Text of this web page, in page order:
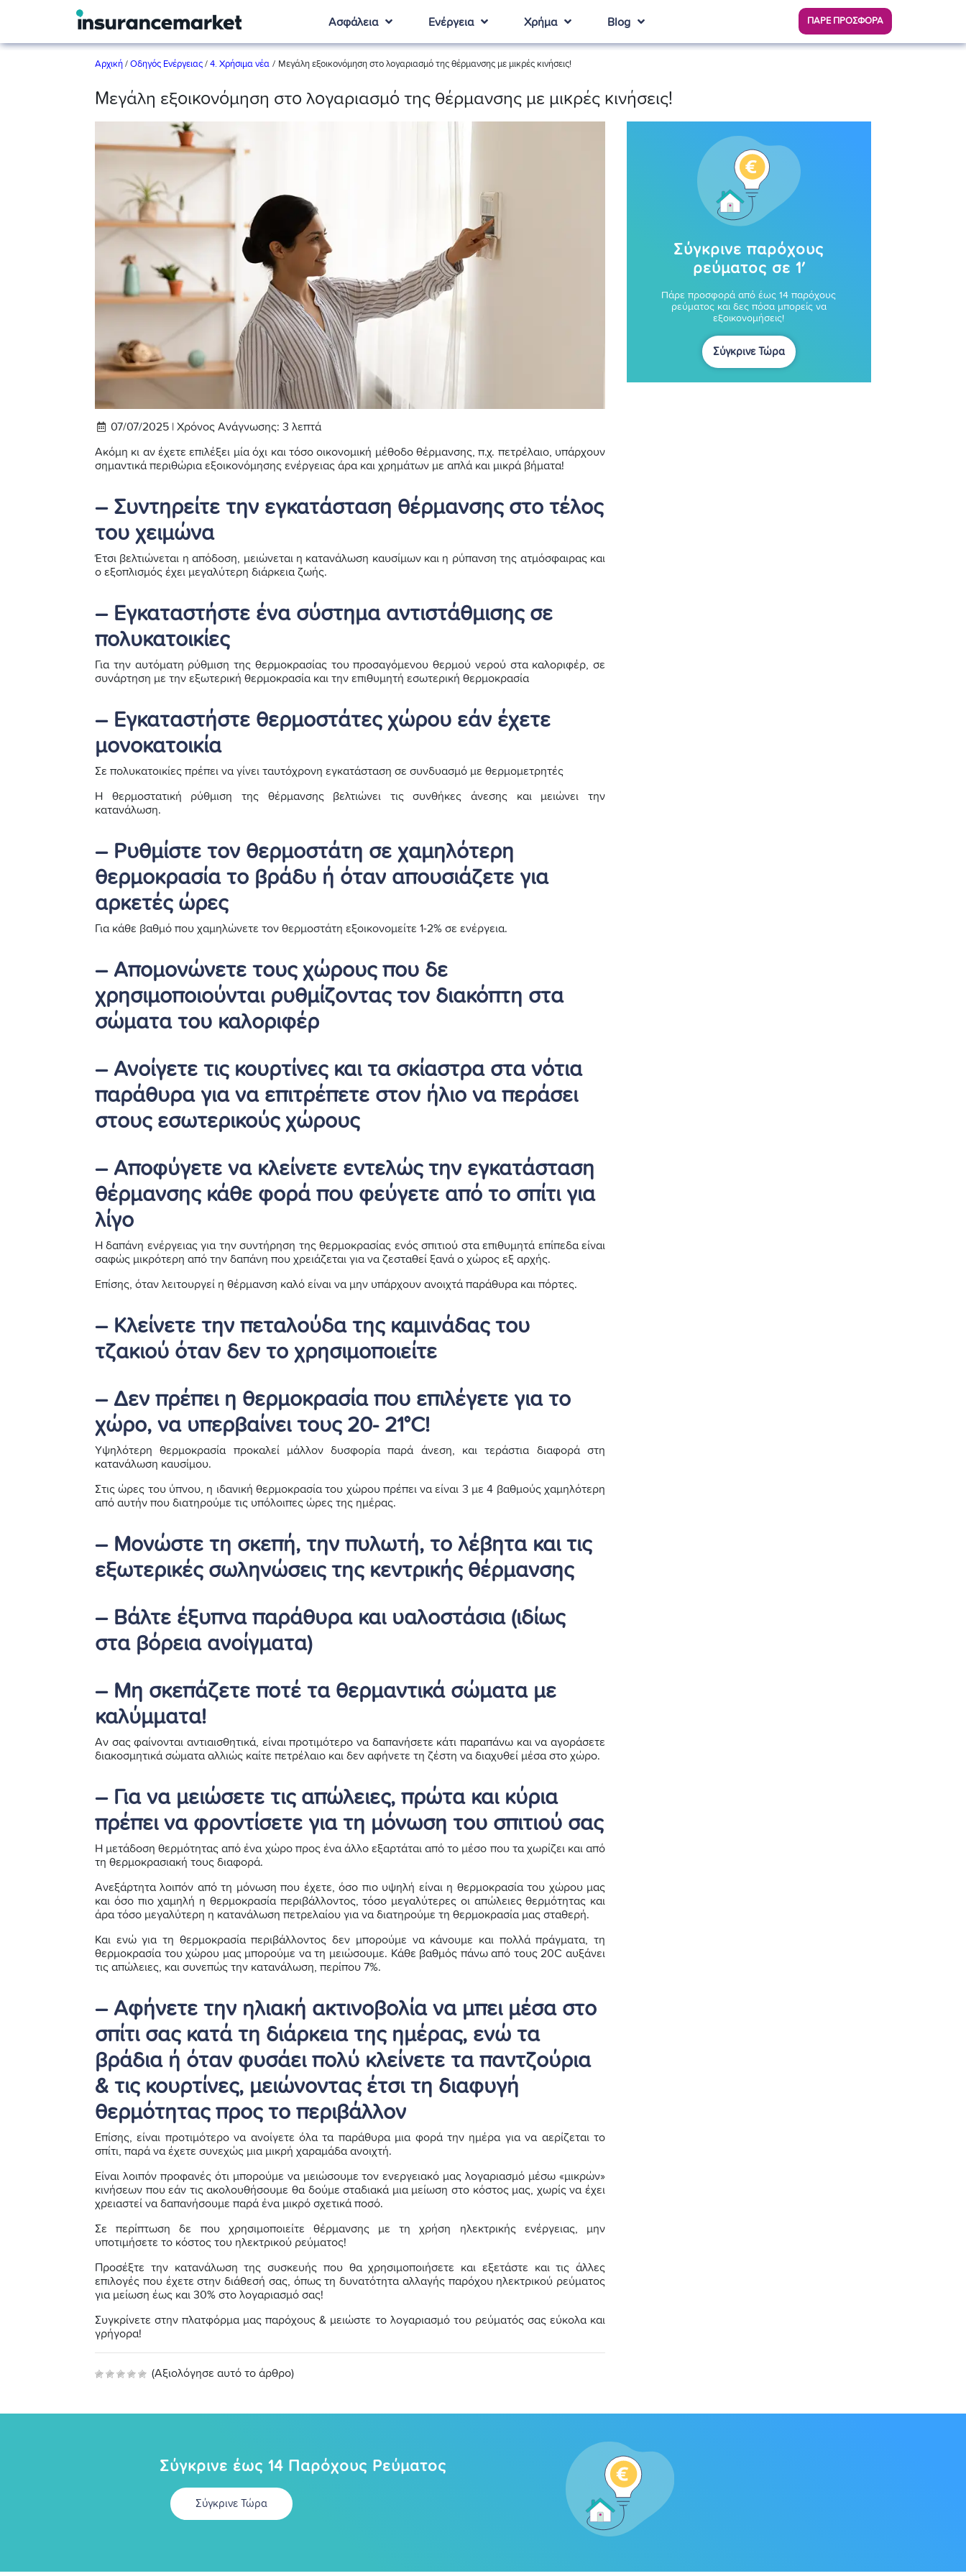
Ασφάλεια Ενέργεια Χρήμα Blog ΠΑΡΕ ΠΡΟΣΦΟΡΑ
Αρχική / Οδηγός Ενέργειας / 4. Χρήσιμα νέα / Μεγάλη εξοικονόμηση στο λογαριασμό της θέρμανσης με μικρές κινήσεις!
Μεγάλη εξοικονόμηση στο λογαριασμό της θέρμανσης με μικρές κινήσεις!
07/07/2025 | Χρόνος Ανάγνωσης: 3 λεπτά
Ακόμη κι αν έχετε επιλέξει μία όχι και τόσο οικονομική μέθοδο θέρμανσης, π.χ. πετρέλαιο, υπάρχουν
σημαντικά περιθώρια εξοικονόμησης ενέργειας άρα και χρημάτων με απλά και μικρά βήματα!
– Συντηρείτε την εγκατάσταση θέρμανσης στο τέλος
του χειμώνα
Έτσι βελτιώνεται η απόδοση, μειώνεται η κατανάλωση καυσίμων και η ρύπανση της ατμόσφαιρας και
ο εξοπλισμός έχει μεγαλύτερη διάρκεια ζωής.
– Εγκαταστήστε ένα σύστημα αντιστάθμισης σε
πολυκατοικίες
Για την αυτόματη ρύθμιση της θερμοκρασίας του προσαγόμενου θερμού νερού στα καλοριφέρ, σε
συνάρτηση με την εξωτερική θερμοκρασία και την επιθυμητή εσωτερική θερμοκρασία
– Εγκαταστήστε θερμοστάτες χώρου εάν έχετε
μονοκατοικία
Σε πολυκατοικίες πρέπει να γίνει ταυτόχρονη εγκατάσταση σε συνδυασμό με θερμομετρητές
Η θερμοστατική ρύθμιση της θέρμανσης βελτιώνει τις συνθήκες άνεσης και μειώνει την
κατανάλωση.
– Ρυθμίστε τον θερμοστάτη σε χαμηλότερη
θερμοκρασία το βράδυ ή όταν απουσιάζετε για
αρκετές ώρες
Για κάθε βαθμό που χαμηλώνετε τον θερμοστάτη εξοικονομείτε 1-2% σε ενέργεια.
– Απομονώνετε τους χώρους που δε
χρησιμοποιούνται ρυθμίζοντας τον διακόπτη στα
σώματα του καλοριφέρ
– Ανοίγετε τις κουρτίνες και τα σκίαστρα στα νότια
παράθυρα για να επιτρέπετε στον ήλιο να περάσει
στους εσωτερικούς χώρους
– Αποφύγετε να κλείνετε εντελώς την εγκατάσταση
θέρμανσης κάθε φορά που φεύγετε από το σπίτι για
λίγο
Η δαπάνη ενέργειας για την συντήρηση της θερμοκρασίας ενός σπιτιού στα επιθυμητά επίπεδα είναι
σαφώς μικρότερη από την δαπάνη που χρειάζεται για να ζεσταθεί ξανά ο χώρος εξ αρχής.
Επίσης, όταν λειτουργεί η θέρμανση καλό είναι να μην υπάρχουν ανοιχτά παράθυρα και πόρτες.
– Κλείνετε την πεταλούδα της καμινάδας του
τζακιού όταν δεν το χρησιμοποιείτε
– Δεν πρέπει η θερμοκρασία που επιλέγετε για το
χώρο, να υπερβαίνει τους 20- 21°C!
Υψηλότερη θερμοκρασία προκαλεί μάλλον δυσφορία παρά άνεση, και τεράστια διαφορά στη
κατανάλωση καυσίμου.
Στις ώρες του ύπνου, η ιδανική θερμοκρασία του χώρου πρέπει να είναι 3 με 4 βαθμούς χαμηλότερη
από αυτήν που διατηρούμε τις υπόλοιπες ώρες της ημέρας.
– Μονώστε τη σκεπή, την πυλωτή, το λέβητα και τις
εξωτερικές σωληνώσεις της κεντρικής θέρμανσης
– Βάλτε έξυπνα παράθυρα και υαλοστάσια (ιδίως
στα βόρεια ανοίγματα)
– Μη σκεπάζετε ποτέ τα θερμαντικά σώματα με
καλύμματα!
Αν σας φαίνονται αντιαισθητικά, είναι προτιμότερο να δαπανήσετε κάτι παραπάνω και να αγοράσετε
διακοσμητικά σώματα αλλιώς καίτε πετρέλαιο και δεν αφήνετε τη ζέστη να διαχυθεί μέσα στο χώρο.
– Για να μειώσετε τις απώλειες, πρώτα και κύρια
πρέπει να φροντίσετε για τη μόνωση του σπιτιού σας
Η μετάδοση θερμότητας από ένα χώρο προς ένα άλλο εξαρτάται από το μέσο που τα χωρίζει και από
τη θερμοκρασιακή τους διαφορά.
Ανεξάρτητα λοιπόν από τη μόνωση που έχετε, όσο πιο υψηλή είναι η θερμοκρασία του χώρου μας
και όσο πιο χαμηλή η θερμοκρασία περιβάλλοντος, τόσο μεγαλύτερες οι απώλειες θερμότητας και
άρα τόσο μεγαλύτερη η κατανάλωση πετρελαίου για να διατηρούμε τη θερμοκρασία μας σταθερή.
Και ενώ για τη θερμοκρασία περιβάλλοντος δεν μπορούμε να κάνουμε και πολλά πράγματα, τη
θερμοκρασία του χώρου μας μπορούμε να τη μειώσουμε. Κάθε βαθμός πάνω από τους 20C αυξάνει
τις απώλειες, και συνεπώς την κατανάλωση, περίπου 7%.
– Αφήνετε την ηλιακή ακτινοβολία να μπει μέσα στο
σπίτι σας κατά τη διάρκεια της ημέρας, ενώ τα
βράδια ή όταν φυσάει πολύ κλείνετε τα παντζούρια
& τις κουρτίνες, μειώνοντας έτσι τη διαφυγή
θερμότητας προς το περιβάλλον
Επίσης, είναι προτιμότερο να ανοίγετε όλα τα παράθυρα μια φορά την ημέρα για να αερίζεται το
σπίτι, παρά να έχετε συνεχώς μια μικρή χαραμάδα ανοιχτή.
Είναι λοιπόν προφανές ότι μπορούμε να μειώσουμε τον ενεργειακό μας λογαριασμό μέσω «μικρών»
κινήσεων που εάν τις ακολουθήσουμε θα δούμε σταδιακά μια μείωση στο κόστος μας, χωρίς να έχει
χρειαστεί να δαπανήσουμε παρά ένα μικρό σχετικά ποσό.
Σε περίπτωση δε που χρησιμοποιείτε θέρμανσης με τη χρήση ηλεκτρικής ενέργειας, μην
υποτιμήσετε το κόστος του ηλεκτρικού ρεύματος!
Προσέξτε την κατανάλωση της συσκευής που θα χρησιμοποιήσετε και εξετάστε και τις άλλες
επιλογές που έχετε στην διάθεσή σας, όπως τη δυνατότητα αλλαγής παρόχου ηλεκτρικού ρεύματος
για μείωση έως και 30% στο λογαριασμό σας!
Συγκρίνετε στην πλατφόρμα μας παρόχους & μειώστε το λογαριασμό του ρεύματός σας εύκολα και
γρήγορα!
(Αξιολόγησε αυτό το άρθρο)
Σύγκρινε παρόχους
ρεύματος σε 1′
Πάρε προσφορά από έως 14 παρόχους
ρεύματος και δες πόσα μπορείς να
εξοικονομήσεις!
Σύγκρινε Τώρα
Σύγκρινε έως 14 Παρόχους Ρεύματος
Σύγκρινε Τώρα